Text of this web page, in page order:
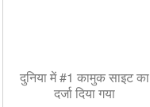
दुनिया में #1 कामुक साइट का
दर्जा दिया गया